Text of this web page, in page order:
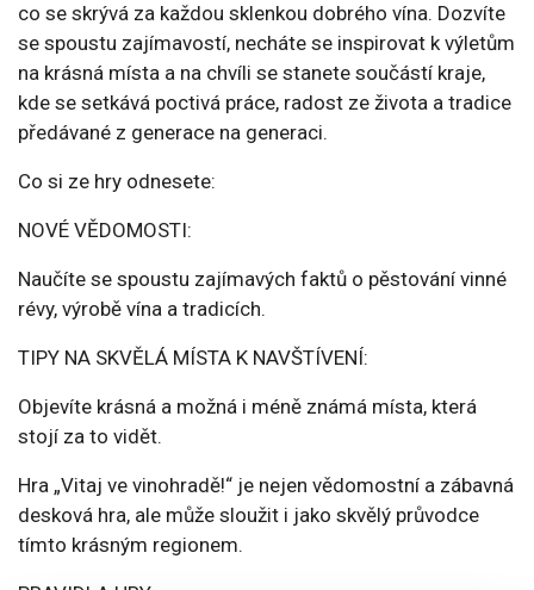
co se skrývá za každou sklenkou dobrého vína. Dozvíte
se spoustu zajímavostí, necháte se inspirovat k výletům
na krásná místa a na chvíli se stanete součástí kraje,
kde se setkává poctivá práce, radost ze života a tradice
předávané z generace na generaci.
Co si ze hry odnesete:
NOVÉ VĚDOMOSTI:
Naučíte se spoustu zajímavých faktů o pěstování vinné
révy, výrobě vína a tradicích.
TIPY NA SKVĚLÁ MÍSTA K NAVŠTÍVENÍ:
Objevíte krásná a možná i méně známá místa, která
stojí za to vidět.
Hra „Vitaj ve vinohradě!“ je nejen vědomostní a zábavná
desková hra, ale může sloužit i jako skvělý průvodce
tímto krásným regionem.